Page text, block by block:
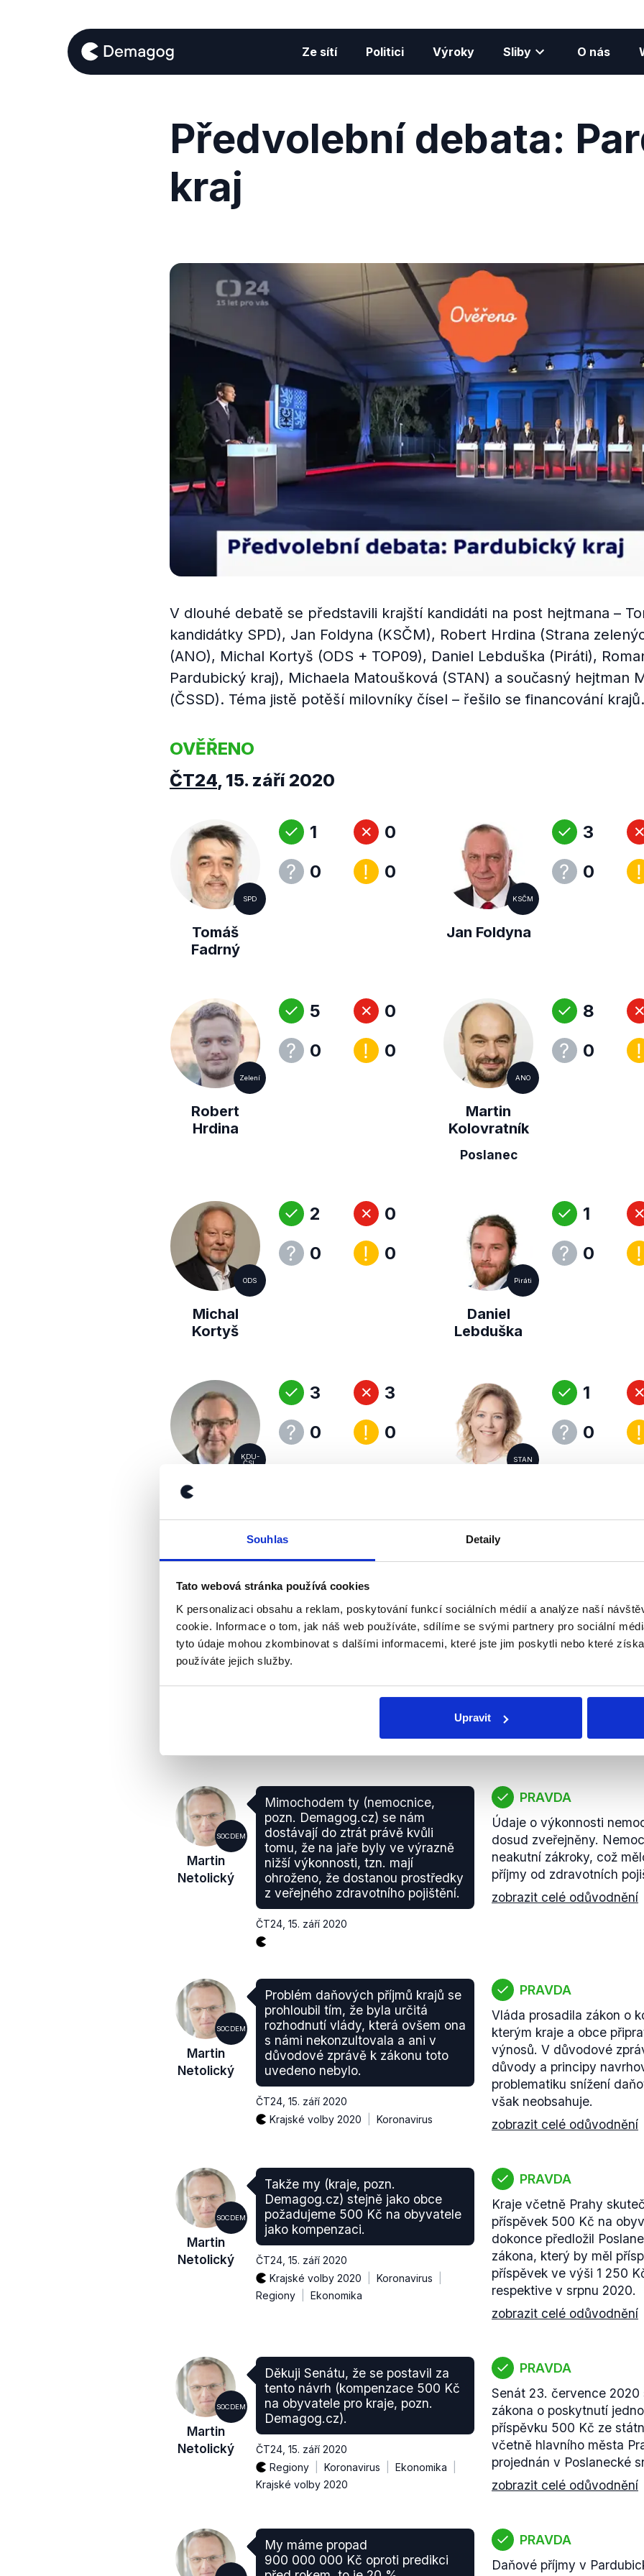
Souhlas Detaily
Tato webová stránka používá cookies
K personalizaci obsahu a reklam, poskytování funkcí sociálních médií a analýze naší
cookie. Informace o tom, jak náš web používáte, sdílíme se svými partnery pro sociální
tyto údaje mohou zkombinovat s dalšími informacemi, které jste jim poskytli nebo které
používáte jejich služby.
Upravit
Ze sítí Politici Výroky Sliby O nás
Předvolební debata:
kraj
V dlouhé debatě se představili krajští kandidáti na post hejtmana –
kandidátky SPD), Jan Foldyna (KSČM), Robert Hrdina (Strana
(ANO), Michal Kortyš (ODS + TOP09), Daniel Lebduška (Piráti),
Pardubický kraj), Michaela Matoušková (STAN) a současný hejtman
(ČSSD). Téma jistě potěší milovníky čísel – řešilo se financování krajů.
OVĚŘENO
ČT24, 15. září 2020
SPD
Tomáš
Fadrný
1
0
0
0
KSČM
Jan Foldyna
3
0
Zelení
Robert
Hrdina
5
0
0
0
ANO
Martin
Kolovratník
Poslanec
8
0
ODS
Michal
Kortyš
2
0
0
0
Piráti
Daniel
Lebduška
1
0
KDU-
ČSL
Roman Línek
3
0
3
0
STAN
1
0
SOCDEM
Martin
Netolický
0
0
SOCDEM
Martin
Netolický
Mimochodem ty (nemocnice,
pozn. Demagog.cz) se nám
dostávají do ztrát právě kvůli
tomu, že na jaře byly ve výrazně
nižší výkonnosti, tzn. mají
ohroženo, že dostanou prostředky
z veřejného zdravotního pojištění.
ČT24 15. září 2020
PRAVDA
Údaje o výkonnosti
dosud zveřejněny.
neakutní zákroky, což
příjmy od zdravotních
zobrazit celé odůvodnění
SOCDEM
Martin
Netolický
Problém daňových příjmů krajů se
prohloubil tím, že byla určitá
rozhodnutí vlády, která ovšem ona
s námi nekonzultovala a ani v
důvodové zprávě k zákonu toto
uvedeno nebylo.
ČT24 15. září 2020
Krajské volby 2020
Koronavirus
PRAVDA
Vláda prosadila zákon o
kterým kraje a obce
výnosů. V důvodové
důvody a principy
problematiku snížení
však neobsahuje.
zobrazit celé odůvodnění
SOCDEM
Martin
Netolický
Takže my (kraje, pozn.
Demagog.cz) stejně jako obce
požadujeme 500 Kč na obyvatele
jako kompenzaci.
ČT24 15. září 2020
Krajské volby 2020
Koronavirus
Regiony
Ekonomika
PRAVDA
Kraje včetně Prahy
příspěvek 500 Kč na
dokonce předložil
zákona, který by měl
příspěvek ve výši 1 250
respektive v srpnu 2020.
zobrazit celé odůvodnění
SOCDEM
Martin
Netolický
Děkuji Senátu, že se postavil za
tento návrh (kompenzace 500 Kč
na obyvatele pro kraje, pozn.
Demagog.cz).
ČT24 15. září 2020
Regiony
Koronavirus
Ekonomika
Krajské volby 2020
PRAVDA
Senát 23. července
zákona o poskytnutí
příspěvku 500 Kč ze
včetně hlavního města
projednán v Poslanecké
zobrazit celé odůvodnění
My máme propad
900 000 000 Kč oproti predikci
PRAVDA
Daňové příjmy v